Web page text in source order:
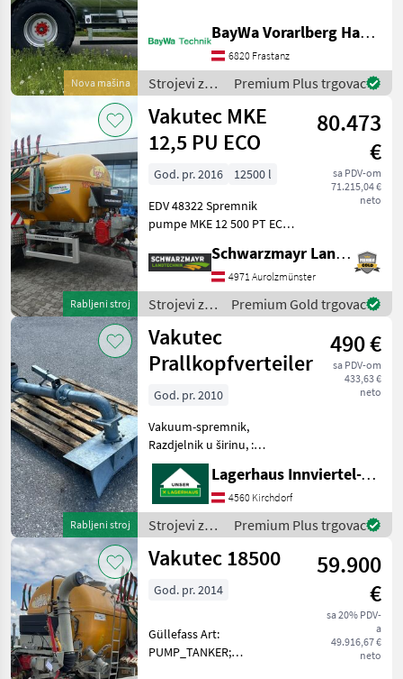
Nova mašina
Kugelkopfkupplung
geflanscht, max. Stützlast 2,
5 to Verteileranschluss 6"
hydr. Sauganschluss
6"+Schnellku
BayWa Vorarlberg HandelsGmbH BayWa Technik
6820 Frastanz
Strojevi za
đubrenje,
gnojenje i
navodnjavanje
/ Vakutec
Premium Plus trgovac
Rabljeni stroj
Vakutec MKE
12,5 PU ECO
80.473
€
sa PDV-om
71.215,04 €
neto
God. pr. 2016
12500 l
EDV 48322 Spremnik
pumpe MKE 12 500 PT ECO
Spremnik od poliestera
ojačanog staklenim
vlaknima s poklopcem na
šarke, žuta boja spremnika -
Č
Schwarzmayr Landtechnik GmbH - Aurolzmünster
4971 Aurolzmünster
Strojevi za
đubrenje,
gnojenje i
navodnjavanje
/ Vakutec
Premium Gold trgovac
Rabljeni stroj
Vakutec
Prallkopfverteiler
490 €
sa PDV-om
433,63 €
neto
God. pr. 2010
Vakuum-spremnik,
Razdjelnik u širinu, :
Vakuum-spremnik Strojevi
za đubrenje, gnojenje i
navodnjavanje Cisterne za
gnojnicu
Lagerhaus Innviertel-Traunviertel-Urfahr eGen, Kirchdorf
4560 Kirchdorf
Strojevi za
đubrenje,
gnojenje i
/ Vakutec
Premium Plus trgovac
Vakutec 18500
59.900
€
sa 20% PDV-
a
49.916,67 €
neto
God. pr. 2014
Güllefass Art:
PUMP_TANKER;